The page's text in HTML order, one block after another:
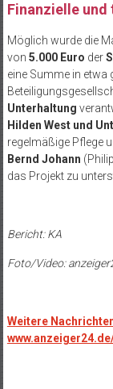
Finanzielle
Möglich wurde die
von 5.000 Euro der
eine Summe in etwa
Unterhaltung
Hilden West und
regelmäßige Pflege
Bernd Johann
das Projekt zu
Bericht: KA
Foto/Video:
Weitere